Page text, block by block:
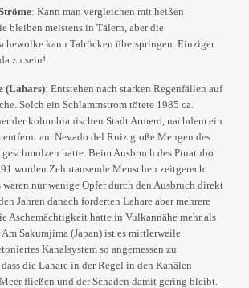
: Kann man vergleichen mit heißen
bleiben meistens in Tälern, aber die
kann Talrücken überspringen. Einziger
zu sein!
(Lahars): Entstehen nach starken Regenfällen auf
Solch ein Schlammstrom tötete 1985 ca.
der kolumbianischen Stadt Armero, nachdem ein
am Nevado del Ruiz große Mengen des
hatte. Beim Ausbruch des Pinatubo
wurden Zehntausende Menschen zeitgerecht
nur wenige Opfer durch den Ausbruch direkt
Jahren danach forderten Lahare aber mehrere
Aschemächtigkeit hatte in Vulkannähe mehr als
Am Sakurajima (Japan) ist es mittlerweile
Kanalsystem so angemessen zu
die Lahare in der Regel in den Kanälen
fließen und der Schaden damit gering bleibt.